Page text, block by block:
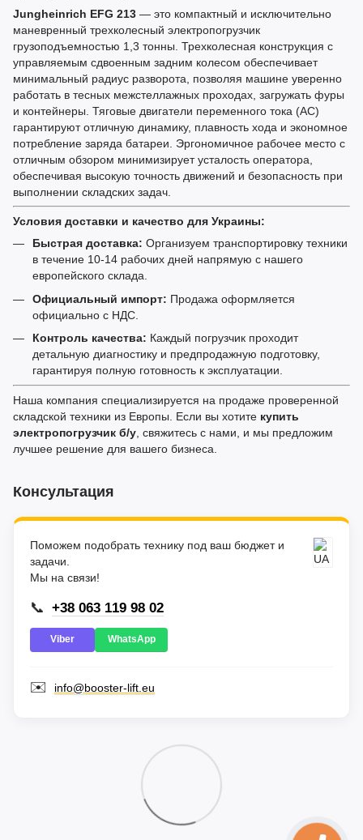
Jungheinrich EFG 213 — это компактный и исключительно
маневренный трехколесный электропогрузчик
грузоподъемностью 1,3 тонны. Трехколесная конструкция с
управляемым сдвоенным задним колесом обеспечивает
минимальный радиус разворота, позволяя машине уверенно
работать в тесных межстеллажных проходах, загружать фуры
и контейнеры. Тяговые двигатели переменного тока (AC)
гарантируют отличную динамику, плавность хода и экономное
потребление заряда батареи. Эргономичное рабочее место с
отличным обзором минимизирует усталость оператора,
обеспечивая высокую точность движений и безопасность при
выполнении складских задач.
Условия доставки и качество для Украины:
Быстрая доставка: Организуем транспортировку техники
в течение 10-14 рабочих дней напрямую с нашего
европейского склада.
Официальный импорт: Продажа оформляется
официально с НДС.
Контроль качества: Каждый погрузчик проходит
детальную диагностику и предпродажную подготовку,
гарантируя полную готовность к эксплуатации.
Наша компания специализируется на продаже проверенной
складской техники из Европы. Если вы хотите купить
электропогрузчик б/у, свяжитесь с нами, и мы предложим
лучшее решение для вашего бизнеса.
Консультация
Поможем подобрать технику под ваш бюджет и
задачи.
Мы на связи!
📞 +38 063 119 98 02
Viber WhatsApp
✉️ info@booster-lift.eu